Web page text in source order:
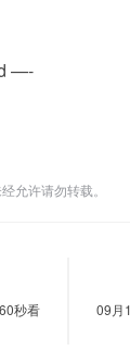
—-
允许请勿转载。
秒看
09月